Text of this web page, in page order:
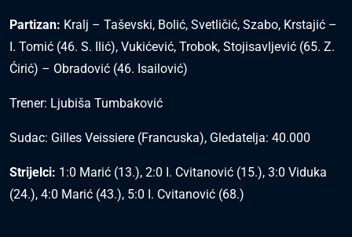
Partizan: Kralj – Taševski, Bolić, Svetličić, Szabo, Krstajić –
I. Tomić (46. S. Ilić), Vukićević, Trobok, Stojisavljević (65. Z.
Ćirić) – Obradović (46. Isailović)
Trener: Ljubiša Tumbaković
Sudac: Gilles Veissiere (Francuska), Gledatelja: 40.000
Strijelci: 1:0 Marić (13.), 2:0 I. Cvitanović (15.), 3:0 Viduka
(24.), 4:0 Marić (43.), 5:0 I. Cvitanović (68.)